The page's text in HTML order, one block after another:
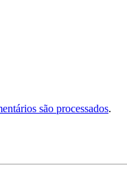
são processados.